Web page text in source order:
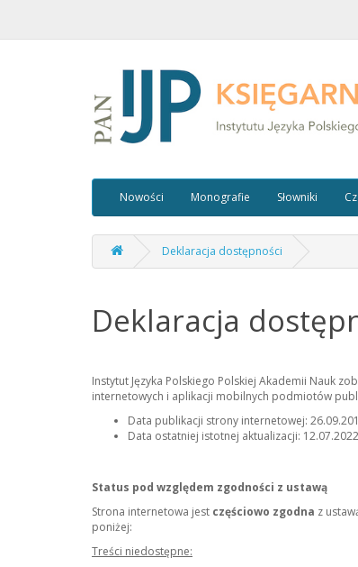
Nowości Monografie Słowniki
Deklaracja dostępności
Deklaracja
Instytut Języka Polskiego Polskiej Akademii Nauk
internetowych i aplikacji mobilnych podmiotów
Data publikacji strony internetowej:
Data ostatniej istotnej aktualizacji:
Status pod względem zgodności z ustawą
Strona internetowa jest częściowo zgodna z
poniżej:
Treści niedostępne: